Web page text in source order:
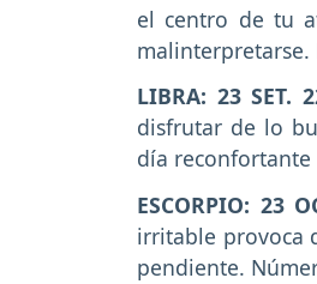
el centro de tu
LIBRA: 23 SET.
disfrutar de lo
día
ESCORPIO: 23
irritable provoca
pendiente.